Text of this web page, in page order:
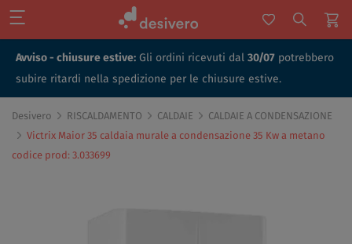
Avviso - chiusure estive: Gli ordini ricevuti dal 30/07 potrebbero
subire ritardi nella spedizione per le chiusure estive.
Desivero RISCALDAMENTO CALDAIE
CALDAIE A CONDENSAZIONE
Victrix Maior 35 caldaia murale a condensazione 35 Kw a metano
codice prod: 3.033699